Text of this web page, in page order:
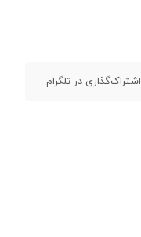
اشتراک‌گذاری در تلگرام